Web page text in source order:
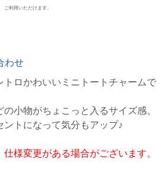
ご利用いただけます。
わせ
トロかわいいミニトートチャームで
小物がちょこっと入るサイズ感。
トになって気分もアップ♪
様変更がある場合がございます。